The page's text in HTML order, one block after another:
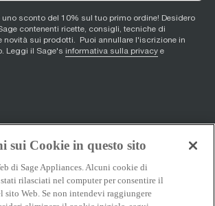
uno sconto del 10% sul tuo primo ordine! Desidero
contenenti ricette, consigli, tecniche di
novità sui prodotti. Puoi annullare l'iscrizione in
Leggi il Sage's informativa sulla privacy e
sui Cookie in questo sito
di Sage Appliances. Alcuni cookie di
rilasciati nel computer per consentire il
sito Web. Se non intendevi raggiungere